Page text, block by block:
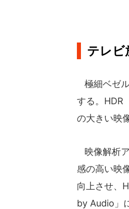
テレビ
極細ベゼ
する。HDR
の大きい映
映像解析
感の高い映
向上させ、
by Audio」